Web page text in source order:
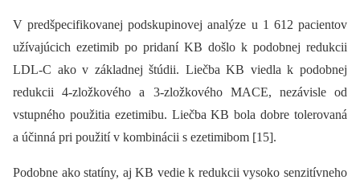
V predšpecifikovanej podskupinovej analýze u 1 612 pacientov
užívajúcich ezetimib po pridaní KB došlo k podobnej redukcii
LDL-C ako v základnej štúdii. Liečba KB viedla k podobnej
redukcii 4-zložkového a 3-zložkového MACE, nezávisle od
vstupného použitia ezetimibu. Liečba KB bola dobre tolerovaná
a účinná pri použití v kombinácii s ezetimibom [15].
Podobne ako statíny, aj KB vedie k redukcii vysoko senzitívneho